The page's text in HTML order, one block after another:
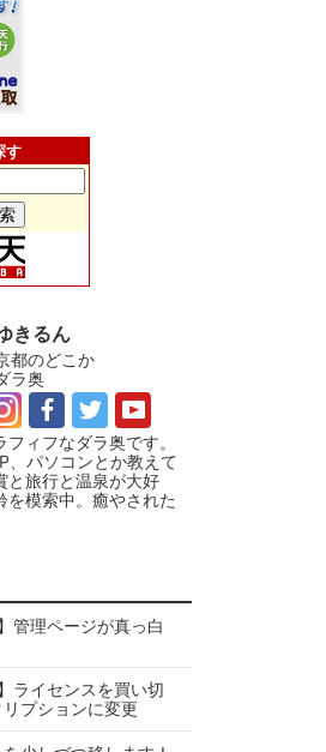
す
きるん
都のどこか
ラ奥
ィフなダラ奥です。
、パソコンとか教えて
と旅行と温泉が大好
を模索中。癒やされた
管理ページが真っ白
ライセンスを買い切
プションに変更